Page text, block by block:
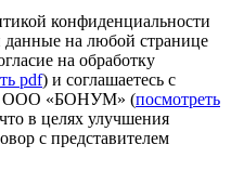
конфиденциальности
на любой странице
на обработку
pdf) и соглашаетесь с
ООО «БОНУМ» (посмотреть
в целях улучшения
с представителем